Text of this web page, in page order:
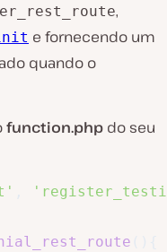
,
e fornecendo um
quando o
function.php do seu